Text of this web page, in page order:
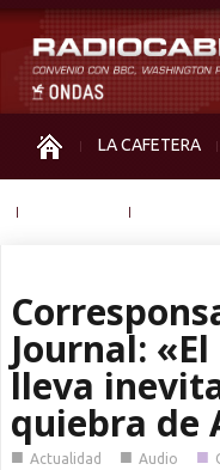
LA CAFETERA
Journal:
lleva
quiebra de
■ Actualidad ■ Audio ■